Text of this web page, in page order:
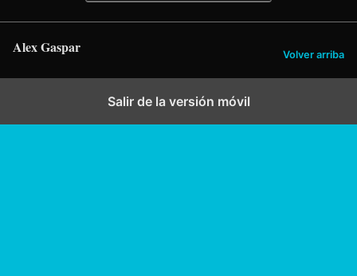
Alex Gaspar Volver arriba
Salir de la versión móvil